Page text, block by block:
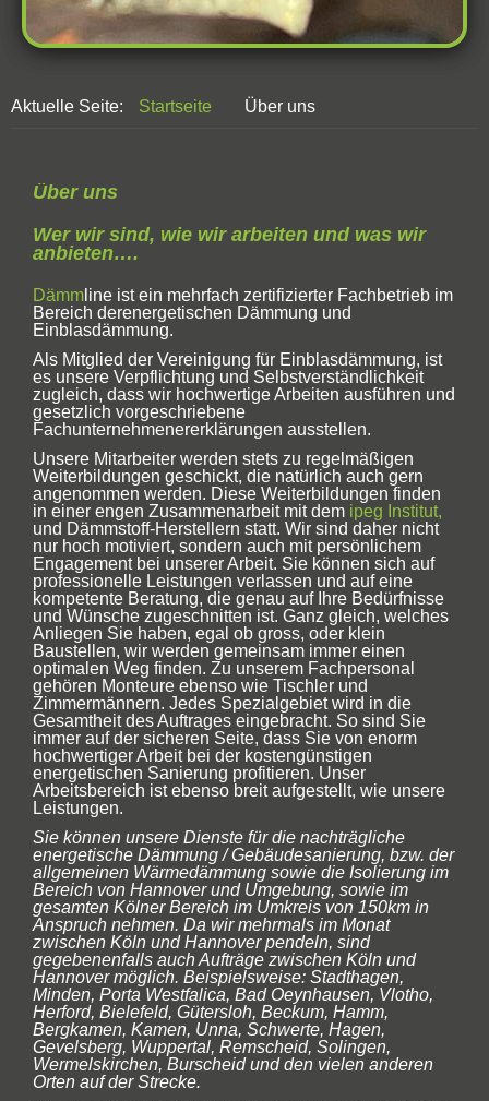
Aktuelle Seite: Startseite Über uns
Über uns
Wer wir sind, wie wir arbeiten und was wir
anbieten….
Dämm line ist ein mehrfach zertifizierter Fachbetrieb im
Bereich derenergetischen Dämmung und
Einblasdämmung.
Als Mitglied der Vereinigung für Einblasdämmung, ist
es unsere Verpflichtung und Selbstverständlichkeit
zugleich, dass wir hochwertige Arbeiten ausführen und
gesetzlich vorgeschriebene
Fachunternehmenererklärungen ausstellen.
Unsere Mitarbeiter werden stets zu regelmäßigen
Weiterbildungen geschickt, die natürlich auch gern
angenommen werden. Diese Weiterbildungen finden
in einer engen Zusammenarbeit mit dem ipeg Institut,
und Dämmstoff-Herstellern statt. Wir sind daher nicht
nur hoch motiviert, sondern auch mit persönlichem
Engagement bei unserer Arbeit. Sie können sich auf
professionelle Leistungen verlassen und auf eine
kompetente Beratung, die genau auf Ihre Bedürfnisse
und Wünsche zugeschnitten ist. Ganz gleich, welches
Anliegen Sie haben, egal ob gross, oder klein
Baustellen, wir werden gemeinsam immer einen
optimalen Weg finden. Zu unserem Fachpersonal
gehören Monteure ebenso wie Tischler und
Zimmermännern. Jedes Spezialgebiet wird in die
Gesamtheit des Auftrages eingebracht. So sind Sie
immer auf der sicheren Seite, dass Sie von enorm
hochwertiger Arbeit bei der kostengünstigen
energetischen Sanierung profitieren. Unser
Arbeitsbereich ist ebenso breit aufgestellt, wie unsere
Leistungen.
Sie können unsere Dienste für die nachträgliche
energetische Dämmung / Gebäudesanierung, bzw. der
allgemeinen Wärmedämmung sowie die Isolierung im
Bereich von Hannover und Umgebung, sowie im
gesamten Kölner Bereich im Umkreis von 150km in
Anspruch nehmen. Da wir mehrmals im Monat
zwischen Köln und Hannover pendeln, sind
gegebenenfalls auch Aufträge zwischen Köln und
Hannover möglich. Beispielsweise: Stadthagen,
Minden, Porta Westfalica, Bad Oeynhausen, Vlotho,
Herford, Bielefeld, Gütersloh, Beckum, Hamm,
Bergkamen, Kamen, Unna, Schwerte, Hagen,
Gevelsberg, Wuppertal, Remscheid, Solingen,
Wermelskirchen, Burscheid und den vielen anderen
Orten auf der Strecke.